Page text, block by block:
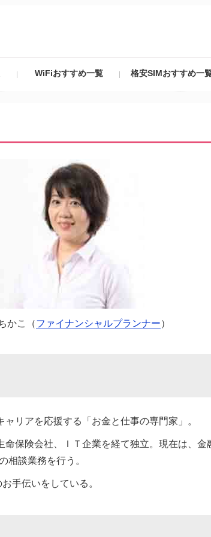
WiFiおすすめ一覧 格安SIMおすすめ一
かこ（ファイナンシャルプランナー）
ャリアを応援する「お金と仕事の専門家」。
保険会社、ＩＴ企業を経て独立。現在は、金
相談業務を行う。
手伝いをしている。